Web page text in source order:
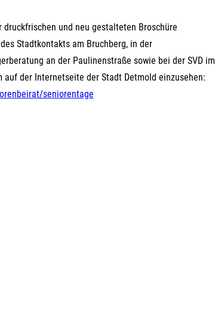
und neu gestalteten Broschüre
Stadtkontakts am Bruchberg, in der
an der Paulinenstraße sowie bei der SVD im
der Internetseite der Stadt Detmold einzusehen:
seniorentage